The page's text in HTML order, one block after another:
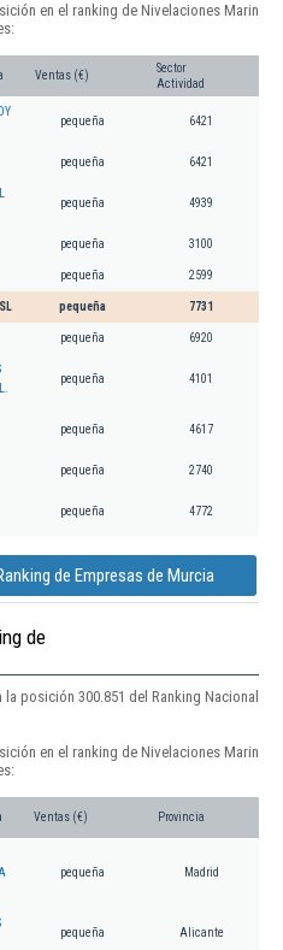
en el ranking de Nivelaciones Marin
Ventas (€)
Sector
Actividad
pequeña 6421
pequeña 6421
pequeña 4939
pequeña 3100
pequeña 2599
pequeña 7731
pequeña 6920
pequeña 4101
pequeña 4617
pequeña 2740
pequeña 4772
de Empresas de Murcia
de
posición 300.851 del Ranking Nacional
en el ranking de Nivelaciones Marin
Ventas (€) Provincia
pequeña Madrid
pequeña Alicante